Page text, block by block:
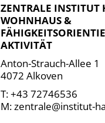
ZENTRALE INSTITUT
WOHNHAUS &
AKTIVITÄT
Anton-Strauch-Allee 1
4072 Alkoven
T: +43 72746536
M: zentrale@institut-